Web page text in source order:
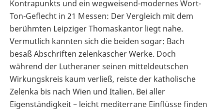
Kontrapunkts und ein wegweisend-modernes Wort-
Ton-Geflecht in 21 Messen: Der Vergleich mit dem
berühmten Leipziger Thomaskantor liegt nahe.
Vermutlich kannten sich die beiden sogar: Bach
besaß Abschriften zelenkascher Werke. Doch
während der Lutheraner seinen mitteldeutschen
Wirkungskreis kaum verließ, reiste der katholische
Zelenka bis nach Wien und Italien. Bei aller
Eigenständigkeit – leicht mediterrane Einflüsse finden